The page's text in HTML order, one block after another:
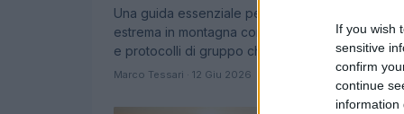
If you wish
sensitive
confirm
continue
information
Una guida essenziale per affrontare la neve
estrema in montagna con checklist, piani
e protocolli di gruppo che riducono i rischi…
Marco Tessari · 12 Giu 2026